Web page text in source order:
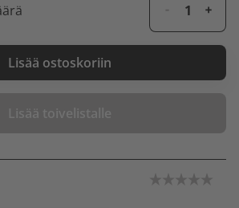
Lisää ostoskoriin
Lisää toivelistalle